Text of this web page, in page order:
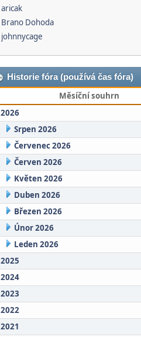
aricak
Brano Dohoda
johnnycage
Historie fóra (používá čas fóra)
Měsíční souhrn
2026
Srpen 2026
Červenec 2026
Červen 2026
Květen 2026
Duben 2026
Březen 2026
Únor 2026
Leden 2026
2025
2024
2023
2022
2021